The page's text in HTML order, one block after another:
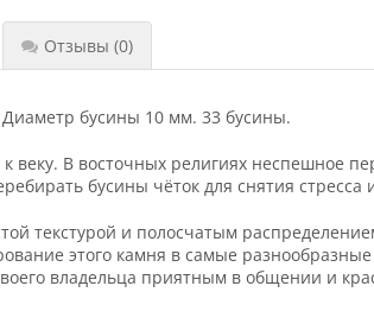
Отзывы (0)
Диаметр бусины 10 мм. 33 бусины.
веку. В восточных религиях неспешное
бусины чёток для снятия
текстурой и полосчатым
этого камня в самые
владельца приятным в общении и